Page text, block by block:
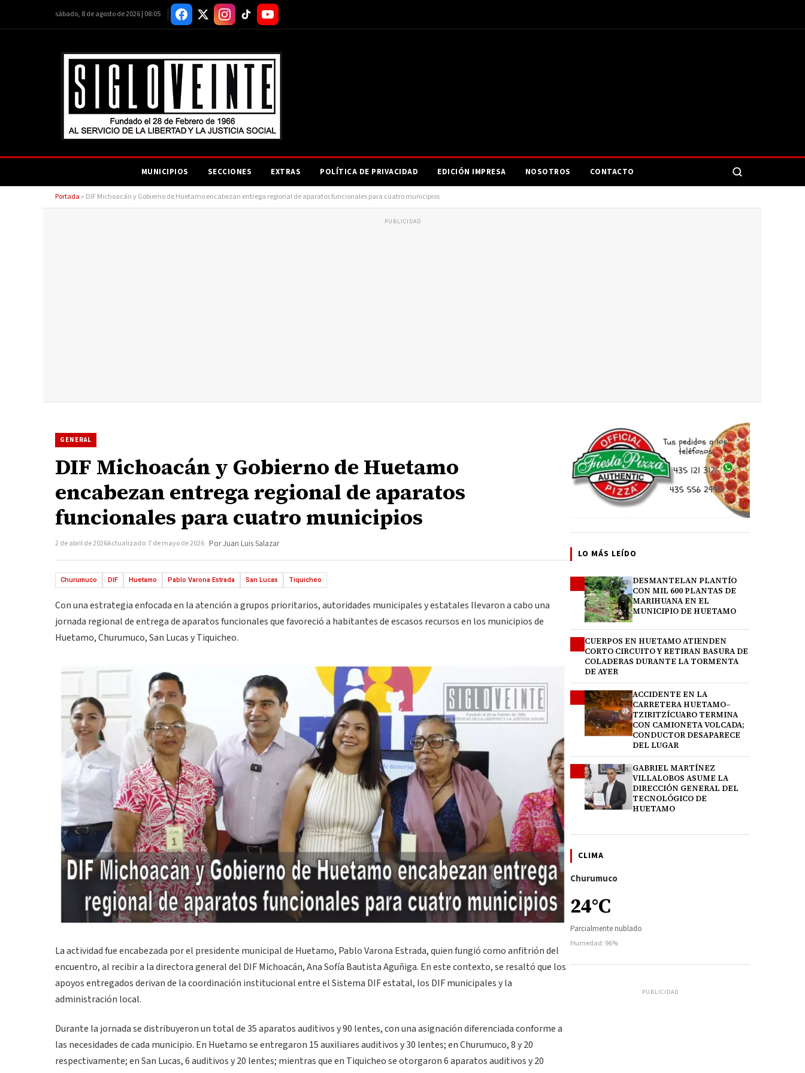
sábado, 8 de agosto de 2026 | 08:05
MUNICIPIOS SECCIONES EXTRAS POLÍTICA DE PRIVACIDAD EDICIÓN IMPRESA NOSOTROS CONTACTO
Portada » DIF Michoacán y Gobierno de Huetamo encabezan entrega regional de aparatos funcionales para cuatro municipios
PUBLICIDAD
GENERAL
DIF Michoacán y Gobierno de Huetamo
encabezan entrega regional de aparatos
funcionales para cuatro municipios
2 de abril de 2026Actualizado: 7 de mayo de 2026 Por Juan Luis Salazar
Churumuco DIF Huetamo Pablo Varona Estrada San Lucas Tiquicheo
Con una estrategia enfocada en la atención a grupos prioritarios, autoridades municipales y estatales llevaron a cabo una
jornada regional de entrega de aparatos funcionales que favoreció a habitantes de escasos recursos en los municipios de
Huetamo, Churumuco, San Lucas y Tiquicheo.
La actividad fue encabezada por el presidente municipal de Huetamo, Pablo Varona Estrada, quien fungió como anfitrión del
encuentro, al recibir a la directora general del DIF Michoacán, Ana Sofía Bautista Aguñiga. En este contexto, se resaltó que los
apoyos entregados derivan de la coordinación institucional entre el Sistema DIF estatal, los DIF municipales y la
administración local.
Durante la jornada se distribuyeron un total de 35 aparatos auditivos y 90 lentes, con una asignación diferenciada conforme a
las necesidades de cada municipio. En Huetamo se entregaron 15 auxiliares auditivos y 30 lentes; en Churumuco, 8 y 20
respectivamente; en San Lucas, 6 auditivos y 20 lentes; mientras que en Tiquicheo se otorgaron 6 aparatos auditivos y 20
LO MÁS LEÍDO
DESMANTELAN PLANTÍO
CON MIL 600 PLANTAS DE
MARIHUANA EN EL
MUNICIPIO DE HUETAMO
CUERPOS EN HUETAMO ATIENDEN
CORTO CIRCUITO Y RETIRAN BASURA DE
COLADERAS DURANTE LA TORMENTA
DE AYER
ACCIDENTE EN LA
CARRETERA HUETAMO–
TZIRITZÍCUARO TERMINA
CON CAMIONETA VOLCADA;
CONDUCTOR DESAPARECE
DEL LUGAR
GABRIEL MARTÍNEZ
VILLALOBOS ASUME LA
DIRECCIÓN GENERAL DEL
TECNOLÓGICO DE
HUETAMO
CLIMA
Churumuco
24°C
Parcialmente nublado
Humedad: 96%
PUBLICIDAD